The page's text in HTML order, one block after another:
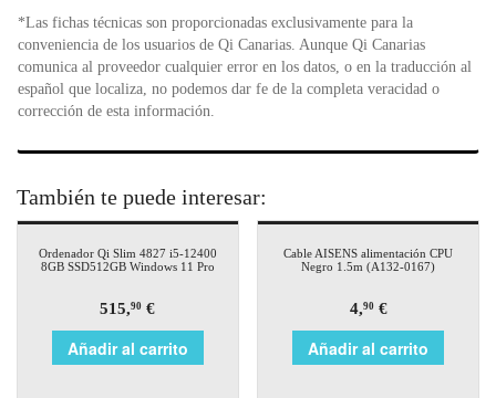
*Las fichas técnicas son proporcionadas exclusivamente para la
conveniencia de los usuarios de Qi Canarias. Aunque Qi Canarias
comunica al proveedor cualquier error en los datos, o en la traducción al
español que localiza, no podemos dar fe de la completa veracidad o
corrección de esta información.
También te puede interesar:
Ordenador Qi Slim 4827 i5-12400
8GB SSD512GB Windows 11 Pro
515,90 €
Añadir al carrito
Cable AISENS alimentación CPU
Negro 1.5m (A132-0167)
4,90€
Añadir al carrito